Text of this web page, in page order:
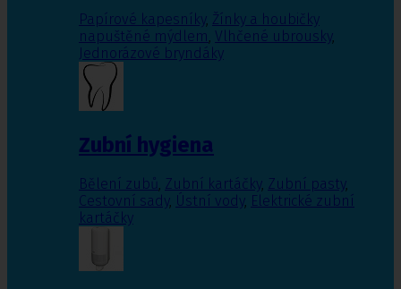
Papírové kapesníky, Žínky a houbičky
napuštěné mýdlem, Vlhčené ubrousky,
Jednorázové bryndáky
Zubní hygiena
Bělení zubů, Zubní kartáčky, Zubní pasty,
Cestovní sady, Ústní vody, Elektrické zubní
kartáčky